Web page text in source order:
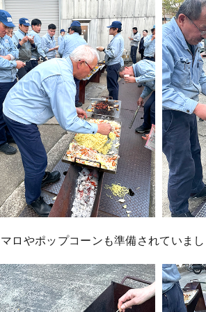
ロやポップコーンも準備されていまし